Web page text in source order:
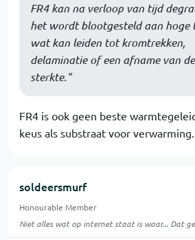
FR4 kan na verloop van tijd
het wordt blootgesteld aan hoge
wat kan leiden tot kromtrekken,
delaminatie of een afname van
sterkte."
FR4 is ook geen beste
keus als substraat voor
soldeersmurf
Honourable Member
Niet alles wat op internet staat is waar... Dat